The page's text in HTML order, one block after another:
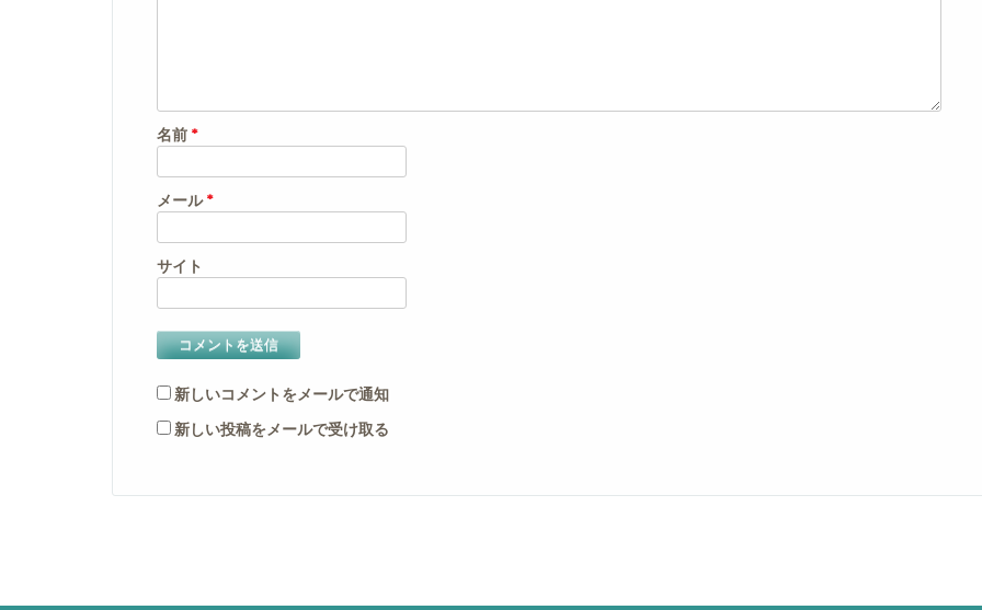
名前 *
メール*
サイト
新しいコメントをメールで通知
新しい投稿をメールで受け取る